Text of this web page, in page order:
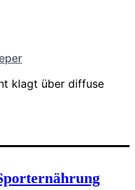
klagt über diffuse